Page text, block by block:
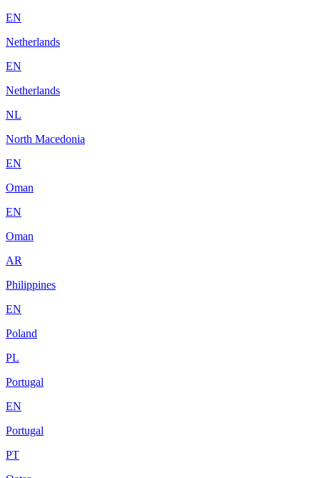
EN
Netherlands
EN
Netherlands
NL
North Macedonia
EN
Oman
EN
Oman
AR
Philippines
EN
Poland
PL
Portugal
EN
Portugal
PT